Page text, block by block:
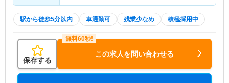
駅から徒歩5分以内 車通勤可 残業少なめ 積極採用中
保存する
この求人を問い合わせる